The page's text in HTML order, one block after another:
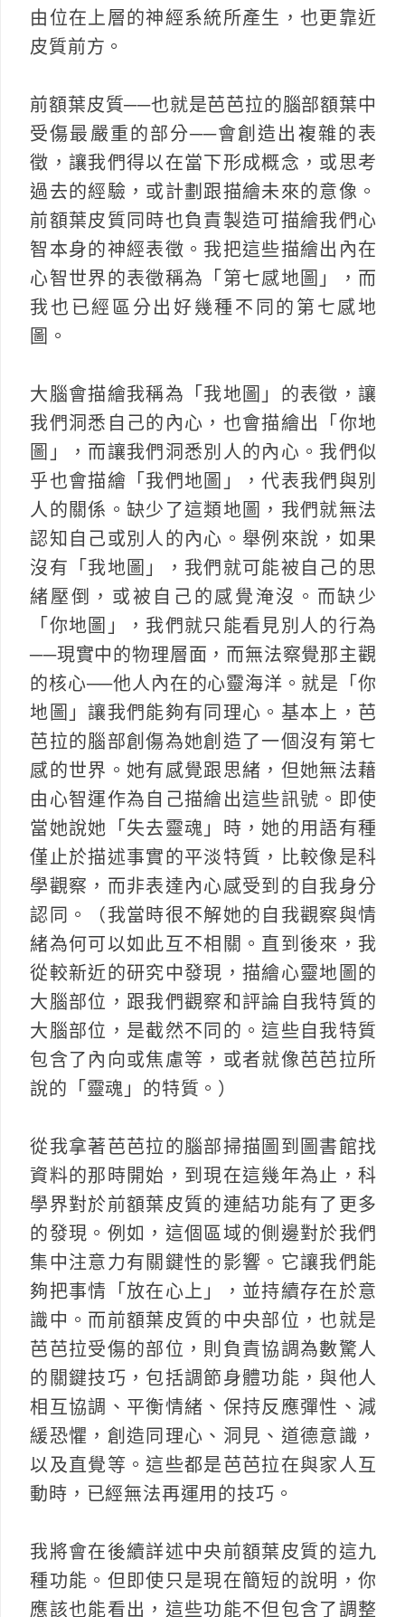
由位在上層的神經系統所產生，也更靠近
皮質前方。
前額葉皮質──也就是芭芭拉的腦部額葉中
受傷最嚴重的部分──會創造出複雜的表
徵，讓我們得以在當下形成概念，或思考
過去的經驗，或計劃跟描繪未來的意像。
前額葉皮質同時也負責製造可描繪我們心
智本身的神經表徵。我把這些描繪出內在
心智世界的表徵稱為「第七感地圖」，而
我也已經區分出好幾種不同的第七感地
圖。
大腦會描繪我稱為「我地圖」的表徵，讓
我們洞悉自己的內心，也會描繪出「你地
圖」，而讓我們洞悉別人的內心。我們似
乎也會描繪「我們地圖」，代表我們與別
人的關係。缺少了這類地圖，我們就無法
認知自己或別人的內心。舉例來說，如果
沒有「我地圖」，我們就可能被自己的思
緒壓倒，或被自己的感覺淹沒。而缺少
「你地圖」，我們就只能看見別人的行為
──現實中的物理層面，而無法察覺那主觀
的核心──他人內在的心靈海洋。就是「你
地圖」讓我們能夠有同理心。基本上，芭
芭拉的腦部創傷為她創造了一個沒有第七
感的世界。她有感覺跟思緒，但她無法藉
由心智運作為自己描繪出這些訊號。即使
當她說她「失去靈魂」時，她的用語有種
僅止於描述事實的平淡特質，比較像是科
學觀察，而非表達內心感受到的自我身分
認同。（我當時很不解她的自我觀察與情
緒為何可以如此互不相關。直到後來，我
從較新近的研究中發現，描繪心靈地圖的
大腦部位，跟我們觀察和評論自我特質的
大腦部位，是截然不同的。這些自我特質
包含了內向或焦慮等，或者就像芭芭拉所
說的「靈魂」的特質。）
從我拿著芭芭拉的腦部掃描圖到圖書館找
資料的那時開始，到現在這幾年為止，科
學界對於前額葉皮質的連結功能有了更多
的發現。例如，這個區域的側邊對於我們
集中注意力有關鍵性的影響。它讓我們能
夠把事情「放在心上」，並持續存在於意
識中。而前額葉皮質的中央部位，也就是
芭芭拉受傷的部位，則負責協調為數驚人
的關鍵技巧，包括調節身體功能，與他人
相互協調、平衡情緒、保持反應彈性、減
緩恐懼，創造同理心、洞見、道德意識，
以及直覺等。這些都是芭芭拉在與家人互
動時，已經無法再運用的技巧。
我將會在後續詳述中央前額葉皮質的這九
種功能。但即使只是現在簡短的說明，你
應該也能看出，這些功能不但包含了調整